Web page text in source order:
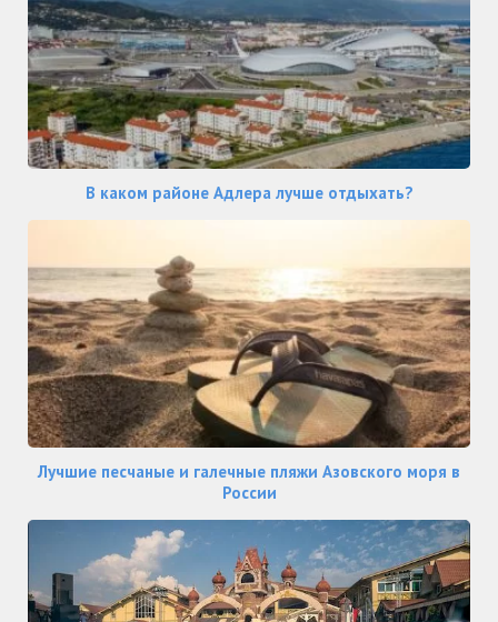
В каком районе Адлера лучше отдыхать?
Лучшие песчаные и галечные пляжи Азовского моря в
России